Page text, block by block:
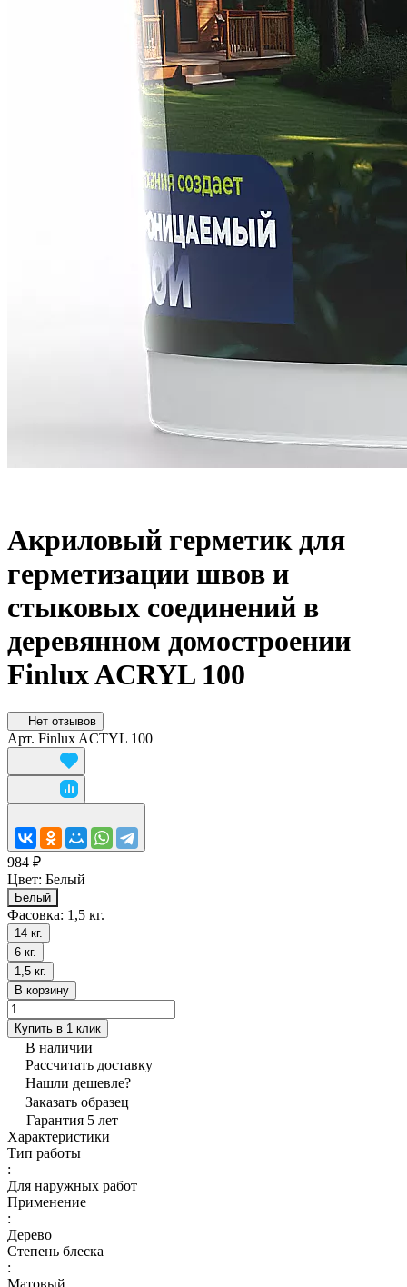
Акриловый герметик для
герметизации швов и
стыковых соединений в
деревянном домостроении
Finlux ACRYL 100
Нет отзывов
Арт. Finlux ACTYL 100
984 ₽
Цвет: Белый
Белый
Фасовка: 1,5 кг.
14 кг.
6 кг.
1,5 кг.
В корзину
Купить в 1 клик
В наличии
Рассчитать доставку
Нашли дешевле?
Заказать образец
Гарантия 5 лет
Характеристики
Тип работы
:
Для наружных работ
Применение
:
Дерево
Степень блеска
:
Матовый